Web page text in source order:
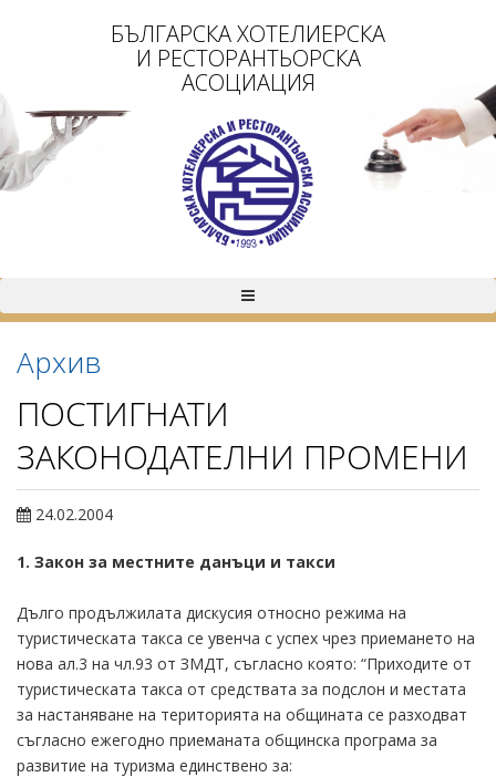
БЪЛГАРСКА ХОТЕЛИЕРСКА
И РЕСТОРАНТЬОРСКА
АСОЦИАЦИЯ
Архив
ПОСТИГНАТИ
ЗАКОНОДАТЕЛНИ ПРОМЕНИ
24.02.2004
1. Закон за местните данъци и такси
Дълго продължилата дискусия относно режима на
туристическата такса се увенча с успех чрез приемането на
нова ал.3 на чл.93 от ЗМДТ, съгласно която: “Приходите от
туристическата такса от средствата за подслон и местата
за настаняване на територията на общината се разходват
съгласно ежегодно приеманата общинска програма за
развитие на туризма единствено за: